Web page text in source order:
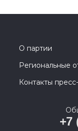
О партии
Региональные
Контакты
+7